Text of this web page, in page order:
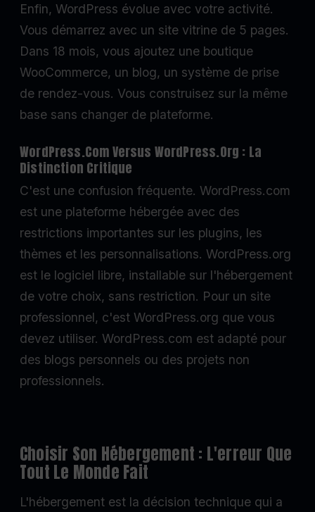
Enfin, WordPress évolue avec votre activité.
Vous démarrez avec un site vitrine de 5 pages.
Dans 18 mois, vous ajoutez une boutique
WooCommerce, un blog, un système de prise
de rendez-vous. Vous construisez sur la même
base sans changer de plateforme.
WordPress.com Versus WordPress.org : La
Distinction Critique
C'est une confusion fréquente. WordPress.com
est une plateforme hébergée avec des
restrictions importantes sur les plugins, les
thèmes et les personnalisations. WordPress.org
est le logiciel libre, installable sur l'hébergement
de votre choix, sans restriction. Pour un site
professionnel, c'est WordPress.org que vous
devez utiliser. WordPress.com est adapté pour
des blogs personnels ou des projets non
professionnels.
Choisir Son Hébergement : L'erreur Que
Tout Le Monde Fait
L'hébergement est la décision technique qui a